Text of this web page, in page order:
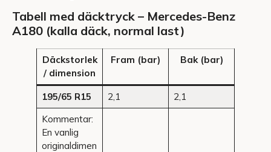
Tabell med däcktryck – Mercedes-Benz
A180 (kalla däck, normal last)
Däckstorlek
/ dimension
Fram (bar) Bak (bar)
195/65 R15 2,1
2,1
Kommentar:
En vanlig
originaldimen